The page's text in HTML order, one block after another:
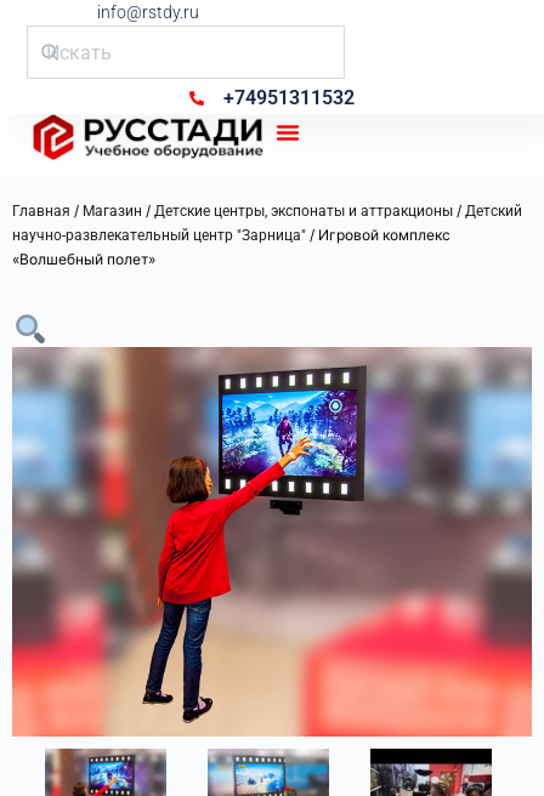
info@rstdy.ru
+74951311532
Главная / Магазин / Детские центры, экспонаты и аттракционы / Детский
научно-развлекательный центр "Зарница" / Игровой комплекс
«Волшебный полет»